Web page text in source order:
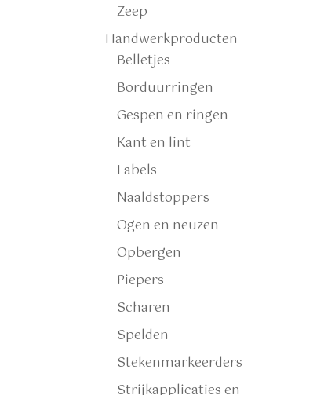
Zeep
Handwerkproducten
Belletjes
Borduurringen
Gespen en ringen
Kant en lint
Labels
Naaldstoppers
Ogen en neuzen
Opbergen
Piepers
Scharen
Spelden
Stekenmarkeerders
Strijkapplicaties en